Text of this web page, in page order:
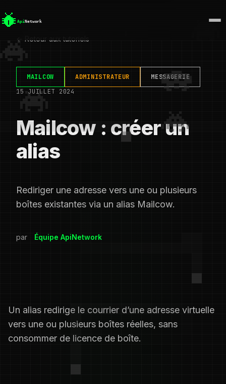
← Retour aux tutoriels
MAILCOW ADMINISTRATEUR
MESSAGERIE
15 JUILLET 2024
Mailcow : créer un
alias
Rediriger une adresse vers une ou plusieurs
boîtes existantes via un alias Mailcow.
par Équipe ApiNetwork
Un alias redirige le courrier d’une adresse virtuelle
vers une ou plusieurs boîtes réelles, sans
consommer de licence de boîte.